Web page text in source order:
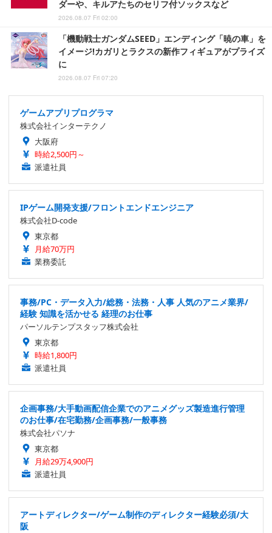
ダーや、キルアたちのセリフ付ソックスなど
2026.08.07 Fri 02:00
「機動戦士ガンダムSEED」エンディング「暁の車」を
イメージ!カガリとラクスの新作フィギュアがプライズ
に
2026.08.07 Fri 07:20
ゲームアプリプログラマ
株式会社インターテクノ
大阪府
時給2,500円～
派遣社員
IPゲーム開発支援/フロントエンドエンジニア
株式会社D-code
東京都
月給70万円
業務委託
事務/PC・データ入力/総務・法務・人事 人気のアニメ業界/
経験 知識を活かせる 経理のお仕事
パーソルテンプスタッフ株式会社
東京都
時給1,800円
派遣社員
企画事務/大手動画配信企業でのアニメグッズ製造進行管理
のお仕事/在宅勤務/企画事務/一般事務
株式会社パソナ
東京都
月給29万4,900円
派遣社員
アートディレクター/ゲーム制作のディレクター経験必須/大
阪